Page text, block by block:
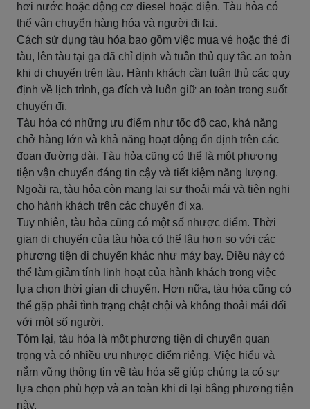
hơi nước hoặc động cơ diesel hoặc điện. Tàu hỏa có
thể vận chuyển hàng hóa và người đi lại.
Cách sử dụng tàu hỏa bao gồm việc mua vé hoặc thẻ đi
tàu, lên tàu tại ga đã chỉ định và tuân thủ quy tắc an toàn
khi di chuyển trên tàu. Hành khách cần tuân thủ các quy
định về lịch trình, ga đích và luôn giữ an toàn trong suốt
chuyến đi.
Tàu hỏa có những ưu điểm như tốc độ cao, khả năng
chở hàng lớn và khả năng hoạt động ổn định trên các
đoạn đường dài. Tàu hỏa cũng có thể là một phương
tiện vận chuyển đáng tin cậy và tiết kiệm năng lượng.
Ngoài ra, tàu hỏa còn mang lại sự thoải mái và tiện nghi
cho hành khách trên các chuyến đi xa.
Tuy nhiên, tàu hỏa cũng có một số nhược điểm. Thời
gian di chuyển của tàu hỏa có thể lâu hơn so với các
phương tiện di chuyển khác như máy bay. Điều này có
thể làm giảm tính linh hoạt của hành khách trong việc
lựa chọn thời gian di chuyển. Hơn nữa, tàu hỏa cũng có
thể gặp phải tình trạng chật chội và không thoải mái đối
với một số người.
Tóm lại, tàu hỏa là một phương tiện di chuyển quan
trọng và có nhiều ưu nhược điểm riêng. Việc hiểu và
nắm vững thông tin về tàu hỏa sẽ giúp chúng ta có sự
lựa chọn phù hợp và an toàn khi đi lại bằng phương tiện
này.